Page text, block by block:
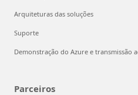
Arquiteturas das soluções
Suporte
Demonstração do Azure e transmissão
Parceiros